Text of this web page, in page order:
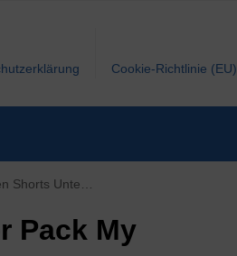
Cookie-Richtlinie (EU)
Shorts Unte…
Pack My